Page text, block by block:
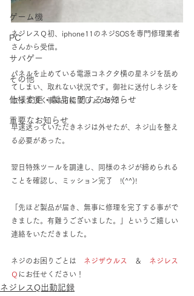
ゲーム機
PC
サバゲー
その他
仕様変更・製品に関するお知らせ
重要なお知らせ
ネジレスＱ初、iphone11のネジSOSを専門修理業者
さんから受信。
パネルを止めている電源コネクタ横の星ネジを舐め
てしまい、取れない状況です。御社に送付しネジを
取って頂く事は可能でしょうか？
早速送っていただきネジは外せたが、ネジ山を整え
る必要があった。
翌日特殊ツールを調達し、同様のネジが締められる
ことを確認し、ミッション完了　!(^^)!
「先ほど製品が届き、無事に修理を完了する事がで
きました。有難うございました。」というご嬉しい
連絡をいただきました。
ネジのお困りごとは ネジザウルス ＆ ネジレス
Ｑ にお任せください！
ネジレスQ出動記録